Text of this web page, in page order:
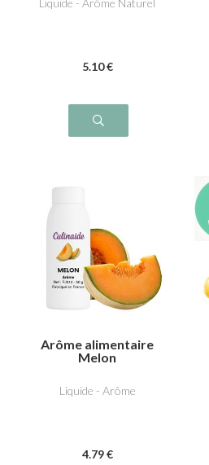
Liquide - Arôme Naturel
5.10 €
Arôme alimentaire
Melon
Liquide - Arôme
4.79 €